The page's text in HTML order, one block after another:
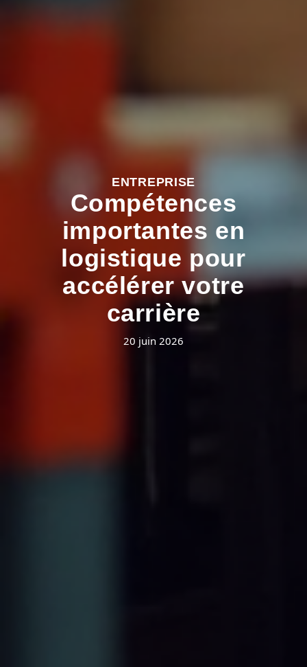
ENTREPRISE
Compétences
importantes en
logistique pour
accélérer votre
carrière
20 juin 2026